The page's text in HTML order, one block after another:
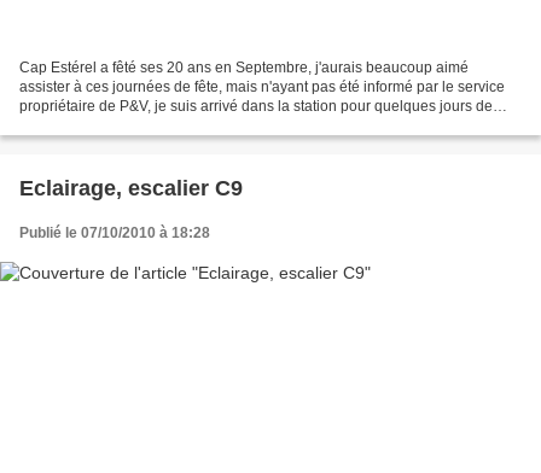
Cap Estérel a fêté ses 20 ans en Septembre, j'aurais beaucoup aimé
assister à ces journées de fête, mais n'ayant pas été informé par le service
propriétaire de P&V, je suis arrivé dans la station pour quelques jours de
Eclairage, escalier C9
Publié le 07/10/2010 à 18:28